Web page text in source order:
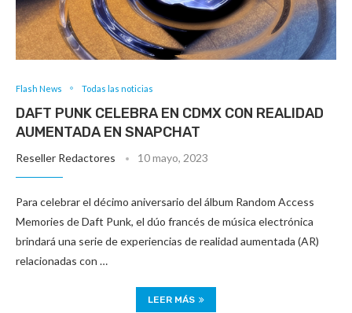
Flash News Todas las noticias
DAFT PUNK CELEBRA EN CDMX CON REALIDAD
AUMENTADA EN SNAPCHAT
Reseller Redactores 10 mayo, 2023
Para celebrar el décimo aniversario del álbum Random Access
Memories de Daft Punk, el dúo francés de música electrónica
brindará una serie de experiencias de realidad aumentada (AR)
relacionadas con …
LEER MÁS